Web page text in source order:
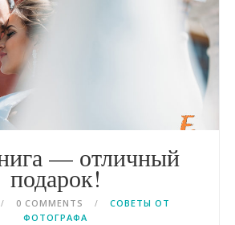
— отличный
подарок!
0 COMMENTS
СОВЕТЫ ОТ
ФОТОГРАФА